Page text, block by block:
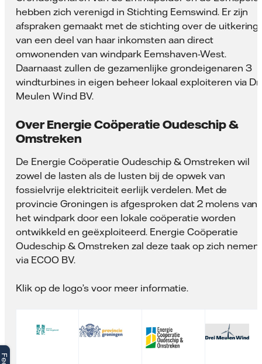
hebben zich verenigd in Stichting Eemswind. Er zijn
afspraken gemaakt met de stichting over de uitkering
van een deel van haar inkomsten aan direct
omwonenden van windpark Eemshaven-West.
Daarnaast zullen de gezamenlijke grondeigenaren 3
windturbines in eigen beheer lokaal exploiteren via
Meulen Wind BV.
Over Energie Coöperatie Oudeschip &
Omstreken
De Energie Coöperatie Oudeschip & Omstreken wil
zowel de lasten als de lusten bij de opwek van
fossielvrije elektriciteit eerlijk verdelen. Met de
provincie Groningen is afgesproken dat 2 molens van
het windpark door een lokale coöperatie worden
ontwikkeld en geëxploiteerd. Energie Coöperatie
Oudeschip & Omstreken zal deze taak op zich nemen
via ECOO BV.
Klik op de logo’s voor meer informatie.